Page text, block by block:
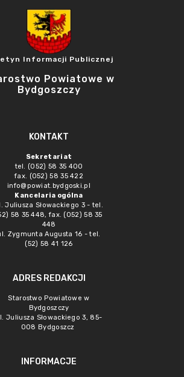
Informacji Publicznej
Powiatowe w
Bydgoszczy
KONTAKT
Sekretariat
tel. (052) 58 35 400
fax. (052) 58 35 422
info@powiat.bydgoski.pl
Kancelaria ogólna
Juliusza Słowackiego 3 - tel.
58 35 448, fax. (052) 58 35
448
Zygmunta Augusta 16 - tel.
(52) 58 41 126
ADRES REDAKCJI
Starostwo Powiatowe w
Bydgoszczy
Juliusza Słowackiego 3, 85-
008 Bydgoszcz
INFORMACJE